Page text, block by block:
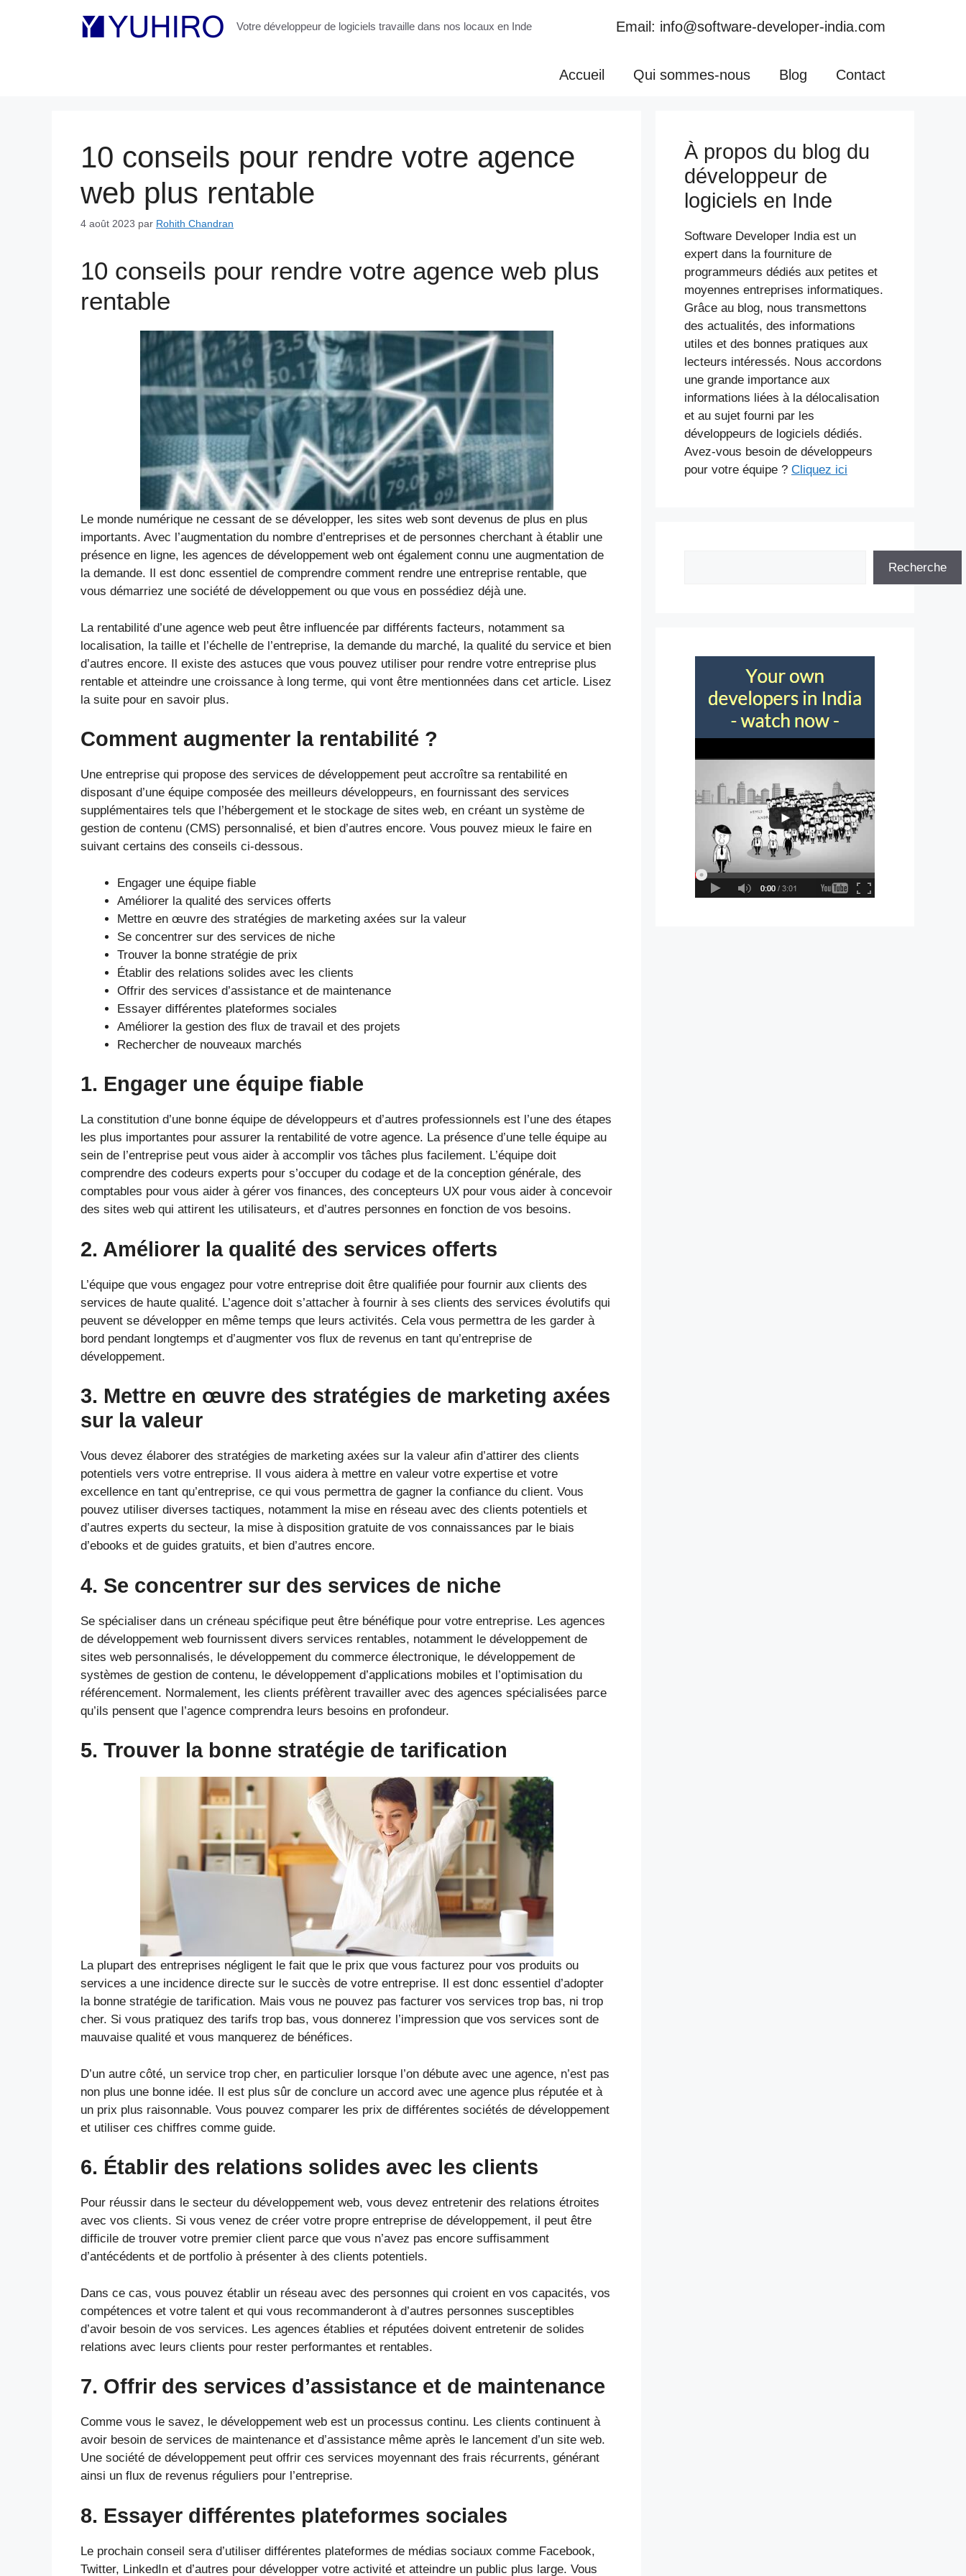
Votre développeur de logiciels travaille dans nos locaux en Inde Email: info@software-developer-india.com
Accueil Qui sommes-nous Blog Contact
10 conseils pour rendre votre agence
web plus rentable
4 août 2023 par Rohith Chandran
10 conseils pour rendre votre agence web plus
rentable
Le monde numérique ne cessant de se développer, les sites web sont devenus de plus en plus
importants. Avec l’augmentation du nombre d’entreprises et de personnes cherchant à établir une
présence en ligne, les agences de développement web ont également connu une augmentation de
la demande. Il est donc essentiel de comprendre comment rendre une entreprise rentable, que
vous démarriez une société de développement ou que vous en possédiez déjà une.
La rentabilité d’une agence web peut être influencée par différents facteurs, notamment sa
localisation, la taille et l’échelle de l’entreprise, la demande du marché, la qualité du service et bien
d’autres encore. Il existe des astuces que vous pouvez utiliser pour rendre votre entreprise plus
rentable et atteindre une croissance à long terme, qui vont être mentionnées dans cet article. Lisez
la suite pour en savoir plus.
Comment augmenter la rentabilité ?
Une entreprise qui propose des services de développement peut accroître sa rentabilité en
disposant d’une équipe composée des meilleurs développeurs, en fournissant des services
supplémentaires tels que l’hébergement et le stockage de sites web, en créant un système de
gestion de contenu (CMS) personnalisé, et bien d’autres encore. Vous pouvez mieux le faire en
suivant certains des conseils ci-dessous.
Engager une équipe fiable
Améliorer la qualité des services offerts
Mettre en œuvre des stratégies de marketing axées sur la valeur
Se concentrer sur des services de niche
Trouver la bonne stratégie de prix
Établir des relations solides avec les clients
Offrir des services d’assistance et de maintenance
Essayer différentes plateformes sociales
Améliorer la gestion des flux de travail et des projets
Rechercher de nouveaux marchés
1. Engager une équipe fiable
La constitution d’une bonne équipe de développeurs et d’autres professionnels est l’une des étapes
les plus importantes pour assurer la rentabilité de votre agence. La présence d’une telle équipe au
sein de l’entreprise peut vous aider à accomplir vos tâches plus facilement. L’équipe doit
comprendre des codeurs experts pour s’occuper du codage et de la conception générale, des
comptables pour vous aider à gérer vos finances, des concepteurs UX pour vous aider à concevoir
des sites web qui attirent les utilisateurs, et d’autres personnes en fonction de vos besoins.
2. Améliorer la qualité des services offerts
L’équipe que vous engagez pour votre entreprise doit être qualifiée pour fournir aux clients des
services de haute qualité. L’agence doit s’attacher à fournir à ses clients des services évolutifs qui
peuvent se développer en même temps que leurs activités. Cela vous permettra de les garder à
bord pendant longtemps et d’augmenter vos flux de revenus en tant qu’entreprise de
développement.
3. Mettre en œuvre des stratégies de marketing axées
sur la valeur
Vous devez élaborer des stratégies de marketing axées sur la valeur afin d’attirer des clients
potentiels vers votre entreprise. Il vous aidera à mettre en valeur votre expertise et votre
excellence en tant qu’entreprise, ce qui vous permettra de gagner la confiance du client. Vous
pouvez utiliser diverses tactiques, notamment la mise en réseau avec des clients potentiels et
d’autres experts du secteur, la mise à disposition gratuite de vos connaissances par le biais
d’ebooks et de guides gratuits, et bien d’autres encore.
4. Se concentrer sur des services de niche
Se spécialiser dans un créneau spécifique peut être bénéfique pour votre entreprise. Les agences
de développement web fournissent divers services rentables, notamment le développement de
sites web personnalisés, le développement du commerce électronique, le développement de
systèmes de gestion de contenu, le développement d’applications mobiles et l’optimisation du
référencement. Normalement, les clients préfèrent travailler avec des agences spécialisées parce
qu’ils pensent que l’agence comprendra leurs besoins en profondeur.
5. Trouver la bonne stratégie de tarification
La plupart des entreprises négligent le fait que le prix que vous facturez pour vos produits ou
services a une incidence directe sur le succès de votre entreprise. Il est donc essentiel d’adopter
la bonne stratégie de tarification. Mais vous ne pouvez pas facturer vos services trop bas, ni trop
cher. Si vous pratiquez des tarifs trop bas, vous donnerez l’impression que vos services sont de
mauvaise qualité et vous manquerez de bénéfices.
D’un autre côté, un service trop cher, en particulier lorsque l’on débute avec une agence, n’est pas
non plus une bonne idée. Il est plus sûr de conclure un accord avec une agence plus réputée et à
un prix plus raisonnable. Vous pouvez comparer les prix de différentes sociétés de développement
et utiliser ces chiffres comme guide.
6. Établir des relations solides avec les clients
Pour réussir dans le secteur du développement web, vous devez entretenir des relations étroites
avec vos clients. Si vous venez de créer votre propre entreprise de développement, il peut être
difficile de trouver votre premier client parce que vous n’avez pas encore suffisamment
d’antécédents et de portfolio à présenter à des clients potentiels.
Dans ce cas, vous pouvez établir un réseau avec des personnes qui croient en vos capacités, vos
compétences et votre talent et qui vous recommanderont à d’autres personnes susceptibles
d’avoir besoin de vos services. Les agences établies et réputées doivent entretenir de solides
relations avec leurs clients pour rester performantes et rentables.
7. Offrir des services d’assistance et de maintenance
Comme vous le savez, le développement web est un processus continu. Les clients continuent à
avoir besoin de services de maintenance et d’assistance même après le lancement d’un site web.
Une société de développement peut offrir ces services moyennant des frais récurrents, générant
ainsi un flux de revenus réguliers pour l’entreprise.
8. Essayer différentes plateformes sociales
Le prochain conseil sera d’utiliser différentes plateformes de médias sociaux comme Facebook,
Twitter, LinkedIn et d’autres pour développer votre activité et atteindre un public plus large. Vous
À propos du blog du
développeur de
logiciels en Inde
Software Developer India est un
expert dans la fourniture de
programmeurs dédiés aux petites et
moyennes entreprises informatiques.
Grâce au blog, nous transmettons
des actualités, des informations
utiles et des bonnes pratiques aux
lecteurs intéressés. Nous accordons
une grande importance aux
informations liées à la délocalisation
et au sujet fourni par les
développeurs de logiciels dédiés.
Avez-vous besoin de développeurs
pour votre équipe ? Cliquez ici
Recherche